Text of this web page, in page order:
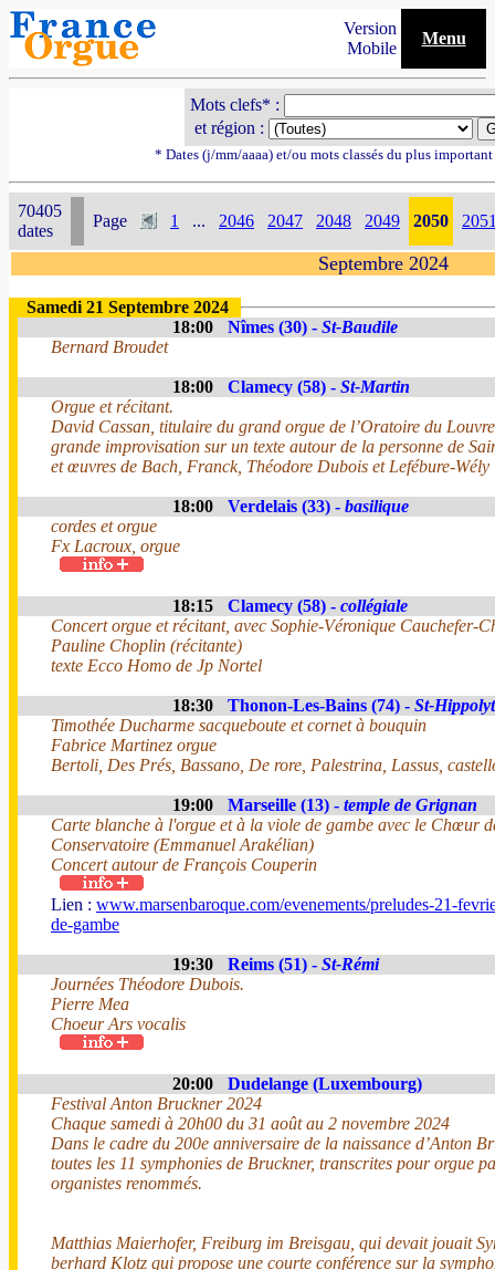
Version
Mobile
Menu
Mots clefs* :
et région :
* Dates (j/mm/aaaa) et/ou mots classés du plus
70405
dates
Page 1 ... 2046 2047 2048 2049 2050
Septembre 2024
Samedi 21 Septembre 2024
18:00
Nîmes (30) - St-Baudile
Bernard Broudet
18:00 Clamecy (58) - St-Martin
Orgue et récitant.
David Cassan, titulaire du grand orgue de l’Oratoire du
grande improvisation sur un texte autour de la personne de
et œuvres de Bach, Franck, Théodore Dubois et Lefébure-Wély
18:00 Verdelais (33) - basilique
cordes et orgue
Fx Lacroux, orgue
18:15 Clamecy (58) - collégiale
Concert orgue et récitant, avec Sophie-Véronique Cauchefer-
Pauline Choplin (récitante)
texte Ecco Homo de Jp Nortel
18:30 Thonon-Les-Bains (74) - St-
Timothée Ducharme sacqueboute et cornet à bouquin
Fabrice Martinez orgue
Bertoli, Des Prés, Bassano, De rore, Palestrina, Lassus,
19:00 Marseille (13) - temple de Grignan
Carte blanche à l'orgue et à la viole de gambe avec le Chœur
Conservatoire (Emmanuel Arakélian)
Concert autour de François Couperin
Lien : www.marsenbaroque.com/evenements/preludes-21-
de-gambe
19:30 Reims (51) - St-Rémi
Journées Théodore Dubois.
Pierre Mea
Choeur Ars vocalis
20:00
Dudelange (Luxembourg)
Festival Anton Bruckner 2024
Chaque samedi à 20h00 du 31 août au 2 novembre 2024
Dans le cadre du 200e anniversaire de la naissance d’Anton
toutes les 11 symphonies de Bruckner, transcrites pour orgue
organistes renommés.
Matthias Maierhofer, Freiburg im Breisgau, qui devait jouait
berhard Klotz qui propose une courte conférence sur la